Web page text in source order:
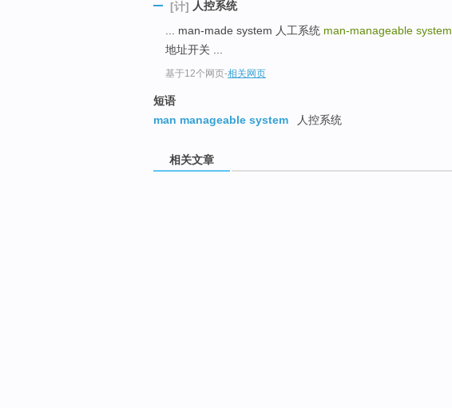
[计] 人控系统
... man-made system 人工系统 man-manageable system
地址开关 ...
基于12个网页-相关网页
短语
man manageable system
人控系统
相关文章